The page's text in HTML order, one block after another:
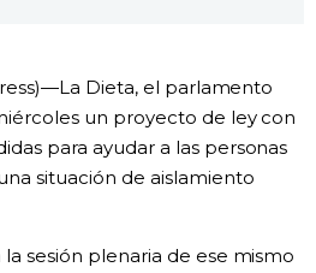
Dieta, el parlamento
un proyecto de ley con
para ayudar a las personas
situación de aislamiento
sesión plenaria de ese mismo